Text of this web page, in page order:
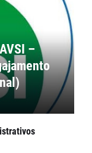
–